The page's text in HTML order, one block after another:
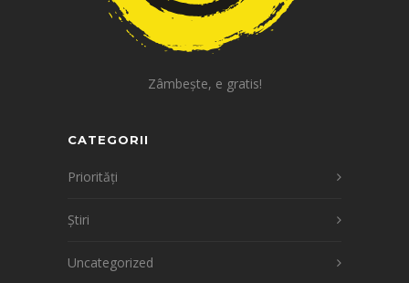
Zâmbește, e gratis!
CATEGORII
Priorități
Știri
Uncategorized